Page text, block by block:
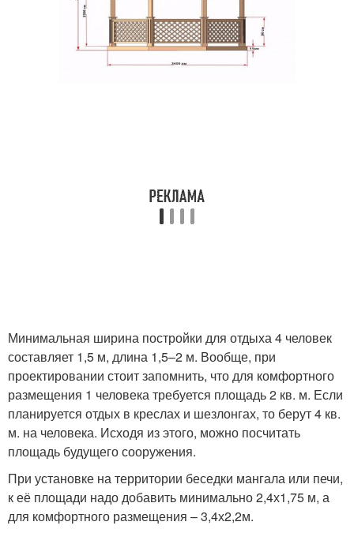
Минимальная ширина постройки для отдыха 4 человек
составляет 1,5 м, длина 1,5–2 м. Вообще, при
проектировании стоит запомнить, что для комфортного
размещения 1 человека требуется площадь 2 кв. м. Если
планируется отдых в креслах и шезлонгах, то берут 4 кв.
м. на человека. Исходя из этого, можно посчитать
площадь будущего сооружения.
При установке на территории беседки мангала или печи,
к её площади надо добавить минимально 2,4х1,75 м, а
для комфортного размещения – 3,4х2,2м.